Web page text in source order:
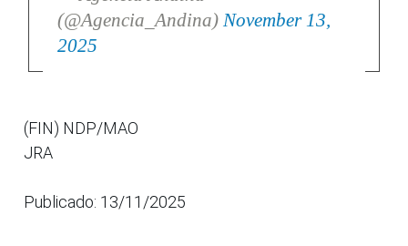
(@Agencia_Andina) November 13,
2025
(FIN) NDP/MAO
JRA
Publicado: 13/11/2025